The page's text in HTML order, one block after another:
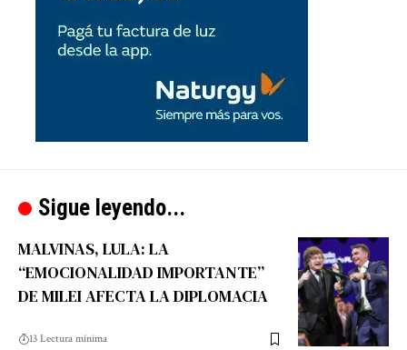
Sigue leyendo...
MALVINAS, LULA: LA
“EMOCIONALIDAD IMPORTANTE”
DE MILEI AFECTA LA DIPLOMACIA
13 Lectura mínima